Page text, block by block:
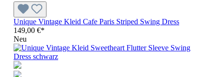
Unique Vintage Kleid Cafe Paris Striped Swing Dress
149,00 €*
Neu